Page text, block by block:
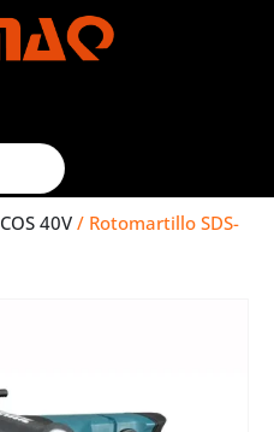
40V / Rotomartillo SDS-